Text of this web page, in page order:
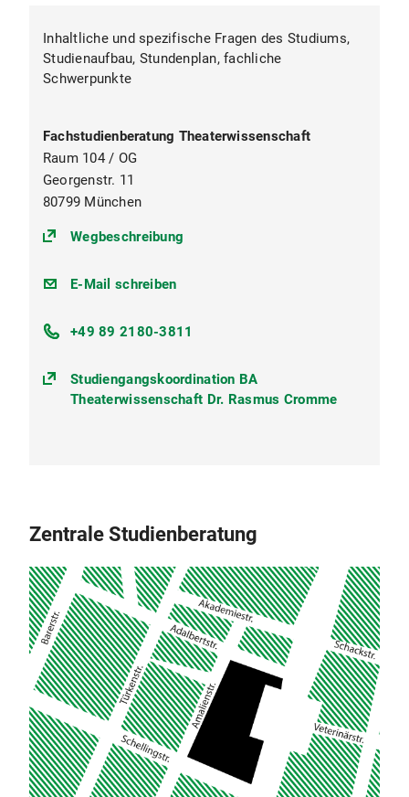
Inhaltliche und spezifische Fragen des Studiums,
Studienaufbau, Stundenplan, fachliche
Schwerpunkte
Fachstudienberatung Theaterwissenschaft
Raum 104 / OG
Georgenstr. 11
80799 München
Wegbeschreibung
Cromme.Rasmus@lmu.de
E-Mail schreiben
+49 89 2180-3811
Studiengangskoordination BA
Theaterwissenschaft Dr. Rasmus Cromme
Zentrale Studienberatung